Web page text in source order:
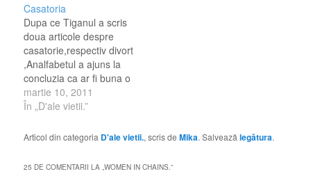
Casatoria
Dupa ce Tiganul a scris
doua articole despre
casatorie,respectiv divort
,Analfabetul a ajuns la
concluzia ca ar fi buna o
leapsa . 1.In ultimul timp
se vorbeste tot mai mult
inseamna pentru
dumneavoastra
casatoria? Dar familia?
Casatoria nu inseamna
martie 10, 2011
În „D'ale vietii.”
Articol din categoria D'ale vietii., scris deMika. Salveazălegătura.
25 DE COMENTARII LA „WOMEN IN CHAINS.”